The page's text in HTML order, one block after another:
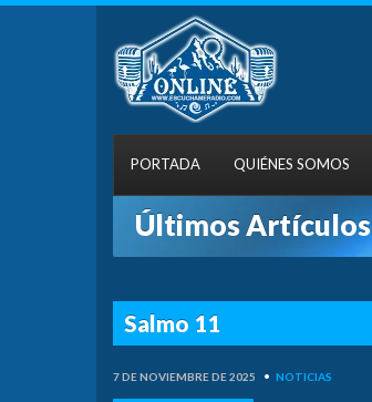
PORTADA QUIÉNES SOMOS
Últimos Artículos
Salmo 11
7 DE NOVIEMBRE DE 2025 • NOTICIAS